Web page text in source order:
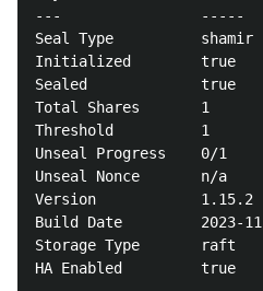
---                -----
Seal Type          shamir
Initialized        true
Sealed             true
Total Shares       1
Threshold          1
Unseal Progress    0/1
Unseal Nonce       n/a
Version            1.15.2
Build Date         2023-11-
Storage Type       raft
HA Enabled         true